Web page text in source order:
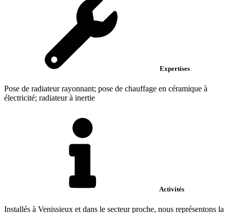
Expertises
Pose de radiateur rayonnant; pose de chauffage en céramique à
électricité; radiateur à inertie
Activités
Installés à Venissieux et dans le secteur proche, nous représentons la